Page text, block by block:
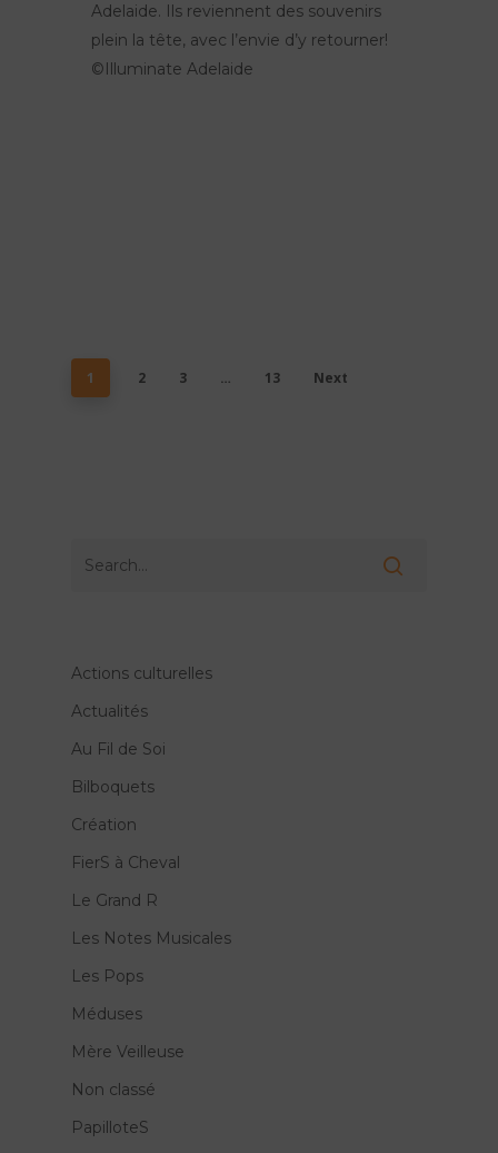
Adelaide. Ils reviennent des souvenirs
plein la tête, avec l’envie d’y retourner!
©Illuminate Adelaide
1 2 3 … 13 Next
Actions culturelles
Actualités
Au Fil de Soi
Bilboquets
Création
FierS à Cheval
Le Grand R
Les Notes Musicales
Les Pops
Méduses
Mère Veilleuse
Non classé
PapilloteS